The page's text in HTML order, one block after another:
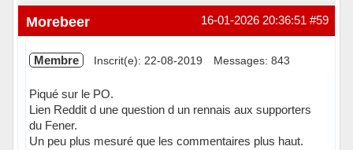
#59
16-01-2026 20:36:51
Morebeer
Membre Inscrit(e): 22-08-2019 Messages: 843
Piqué sur le PO.
Lien Reddit d une question d un rennais aux supporters
du Fener.
Un peu plus mesuré que les commentaires plus haut.